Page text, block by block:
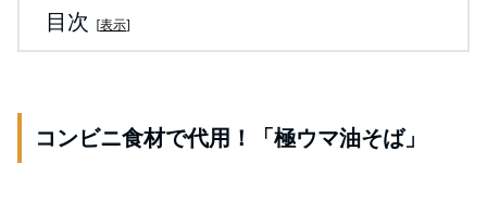
目次 [表示]
コンビニ食材で代用！「極ウマ油そば」